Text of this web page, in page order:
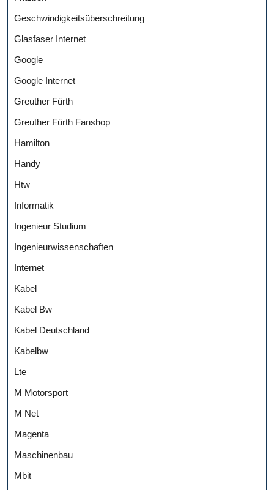
Geschwindigkeitsüberschreitung
Glasfaser Internet
Google
Google Internet
Greuther Fürth
Greuther Fürth Fanshop
Hamilton
Handy
Htw
Informatik
Ingenieur Studium
Ingenieurwissenschaften
Internet
Kabel
Kabel Bw
Kabel Deutschland
Kabelbw
Lte
M Motorsport
M Net
Magenta
Maschinenbau
Mbit